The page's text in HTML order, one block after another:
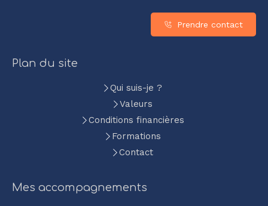
Prendre contact
Plan du site
Qui suis-je ?
Valeurs
Conditions financières
Formations
Contact
Mes accompagnements